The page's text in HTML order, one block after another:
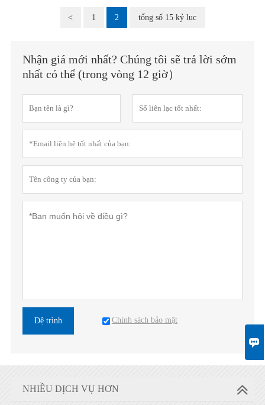

< 1 2 tổng số 15 kỷ lục
Nhận giá mới nhất? Chúng tôi sẽ trả lời sớm
nhất có thể (trong vòng 12 giờ）
Đệ trình Chính sách bảo mật
NHIỀU DỊCH VỤ HƠN